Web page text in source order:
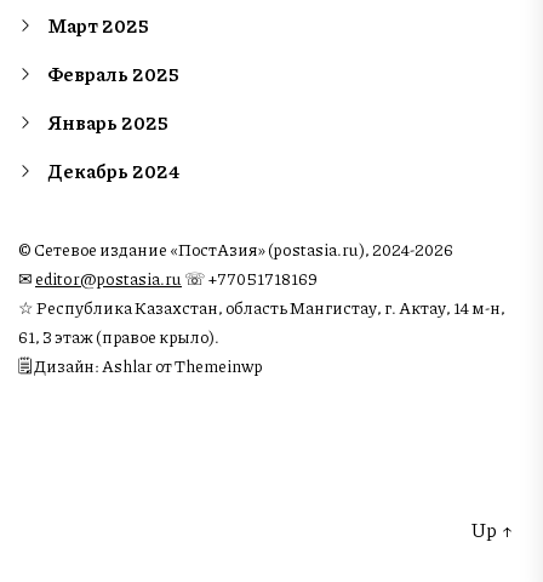
Март 2025
Февраль 2025
Январь 2025
Декабрь 2024
© Сетевое издание «ПостАзия» (postasia.ru), 2024-2026
✉︎editor@postasia.ru ☏ +77051718169
☆ Республика Казахстан, область Мангистау, г. Актау, 14 м-н,
61, 3 этаж (правое крыло).
🗒 Дизайн: Ashlar от Themeinwp
Up ↑